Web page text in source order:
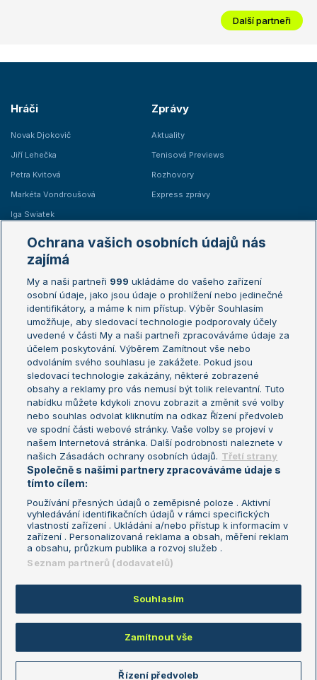
Další partneři
Hráči
Novak Djokovič
Jiří Lehečka
Petra Kvitová
Markéta Vondroušová
Iga Swiatek
Zprávy
Aktuality
Tenisová Previews
Rozhovory
Express zprávy
Žebříčky
Žebříček ATP (muži)
Žebříček WTA (ženy)
Sázkařský žebříček
Australian Open
French Open
Wimbledon
US Open
Turnaj mistrů
Turnaj mistryň
Aktualní trendy
Fotbalové přestupy
Livesport Daily
LS Prague Open
Podmínky užití
Nastavení soukromí
GDPR a žurnalistika
Reklama
Kontakt
Informace o zpracování osobních
údajů
Copyright © 2008-2026 TenisPortal.cz. Využíváme zpravodajství ČTK.
Ochrana vašich osobních údajů nás
zajímá
My a naši partneři 999 ukládáme do vašeho zařízení
osobní údaje, jako jsou údaje o prohlížení nebo jedinečné
identifikátory, a máme k nim přístup. Výběr Souhlasím
umožňuje, aby sledovací technologie podporovaly účely
uvedené v části My a naši partneři zpracováváme údaje za
účelem poskytování. Výběrem Zamítnout vše nebo
odvoláním svého souhlasu je zakážete. Pokud jsou
sledovací technologie zakázány, některé zobrazené
obsahy a reklamy pro vás nemusí být tolik relevantní. Tuto
nabídku můžete kdykoli znovu zobrazit a změnit své volby
nebo souhlas odvolat kliknutím na odkaz Řízení předvoleb
ve spodní části webové stránky. Vaše volby se projeví v
našem Internetová stránka. Další podrobnosti naleznete v
našich Zásadách ochrany osobních údajů. Třetí strany
Společně s našimi partnery zpracováváme údaje s
tímto cílem:
Používání přesných údajů o zeměpisné poloze . Aktivní
vyhledávání identifikačních údajů v rámci specifických
vlastností zařízení . Ukládání a/nebo přístup k informacím v
zařízení . Personalizovaná reklama a obsah, měření reklam
a obsahu, průzkum publika a rozvoj služeb .
Seznam partnerů (dodavatelů)
Souhlasím
Zamítnout vše
Řízení předvoleb